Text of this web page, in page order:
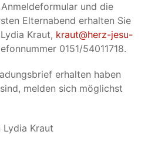
und die
Elternabend erhalten Sie
Kraut, kraut@herz-jesu-
0151/54011718.
erhalten haben
melden sich möglichst
Kraut